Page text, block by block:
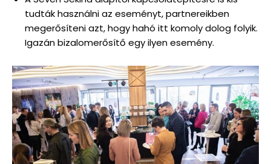
tudták használni az eseményt, partnereikben
megerősíteni azt, hogy hahó itt komoly dolog folyik.
Igazán bizalomerősítő egy ilyen esemény.